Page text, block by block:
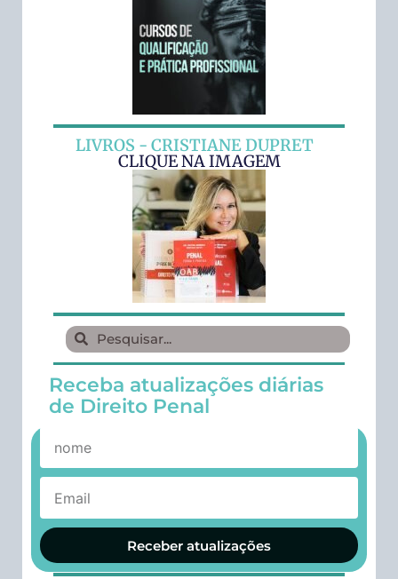
LIVROS - CRISTIANE DUPRET
CLIQUE NA IMAGEM
Receba atualizações diárias
de Direito Penal
Receber atualizações